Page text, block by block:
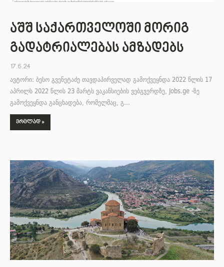
აშშ საქართველოში მორიგ
გადატრიალებას ამზადებს
17.6.24
ავტორი: ბესო გვენეტაძე თავდაპირველად გამოქვეყნდა 2022 წლის 17
აპრილს 2022 წლის 23 მარტს ვაკანსიების ვებგვერდზე, Jobs.ge -ზე
გამოქვეყნდა განცხადება, რომელმაც, გ…
ᲕᲠᲪᲚᲐᲓ »